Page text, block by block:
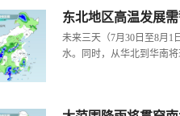
北京现超清晰日晕 好似天
空“大眼睛”
东北地区高温发展
未来三天（7月30日至8月1
水。同时，从华北到华南